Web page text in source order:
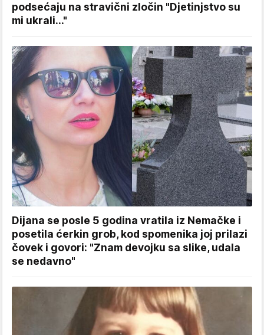
podsećaju na stravični zločin "Djetinjstvo su
mi ukrali..."
Dijana se posle 5 godina vratila iz Nemačke i
posetila ćerkin grob, kod spomenika joj prilazi
čovek i govori: "Znam devojku sa slike, udala
se nedavno"